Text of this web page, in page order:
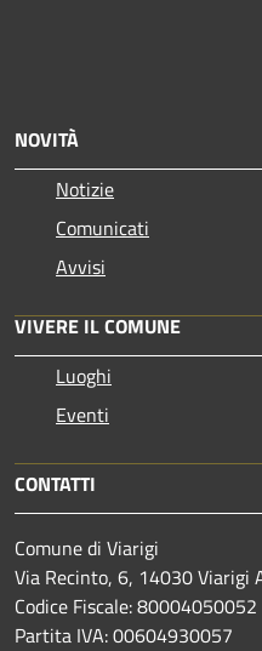
NOVITÀ
Notizie
Comunicati
Avvisi
VIVERE IL COMUNE
Luoghi
Eventi
CONTATTI
Comune di Viarigi
Via Recinto, 6, 14030 Viarigi
Codice Fiscale: 80004050052
Partita IVA: 00604930057